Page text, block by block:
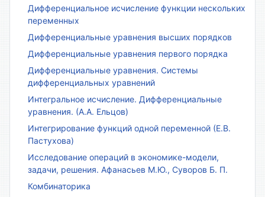
Дифференциальное исчисление функции нескольких
переменных
Дифференциальные уравнения высших порядков
Дифференциальные уравнения первого порядка
Дифференциальные уравнения. Системы
дифференциальных уравнений
Интегральное исчисление. Дифференциальные
уравнения. (А.А. Ельцов)
Интегрирование функций одной переменной (Е.В.
Пастухова)
Исследование операций в экономике-модели,
задачи, решения. Афанасьев М.Ю., Суворов Б. П.
Комбинаторика